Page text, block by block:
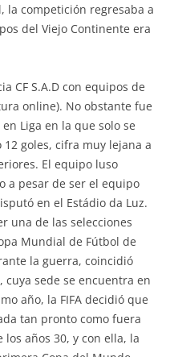
la competición regresaba a
del Viejo Continente era
CF S.A.D con equipos de
online). No obstante fue
Liga en la que solo se
12 goles, cifra muy lejana a
El equipo luso
a pesar de ser el equipo
en el Estádio da Luz.
una de las selecciones
Mundial de Fútbol de
la guerra, coincidió
cuya sede se encuentra en
año, la FIFA decidió que
tan pronto como fuera
los años 30, y con ella, la